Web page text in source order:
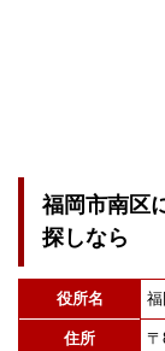
福岡市南区
探しなら
役所名
住所